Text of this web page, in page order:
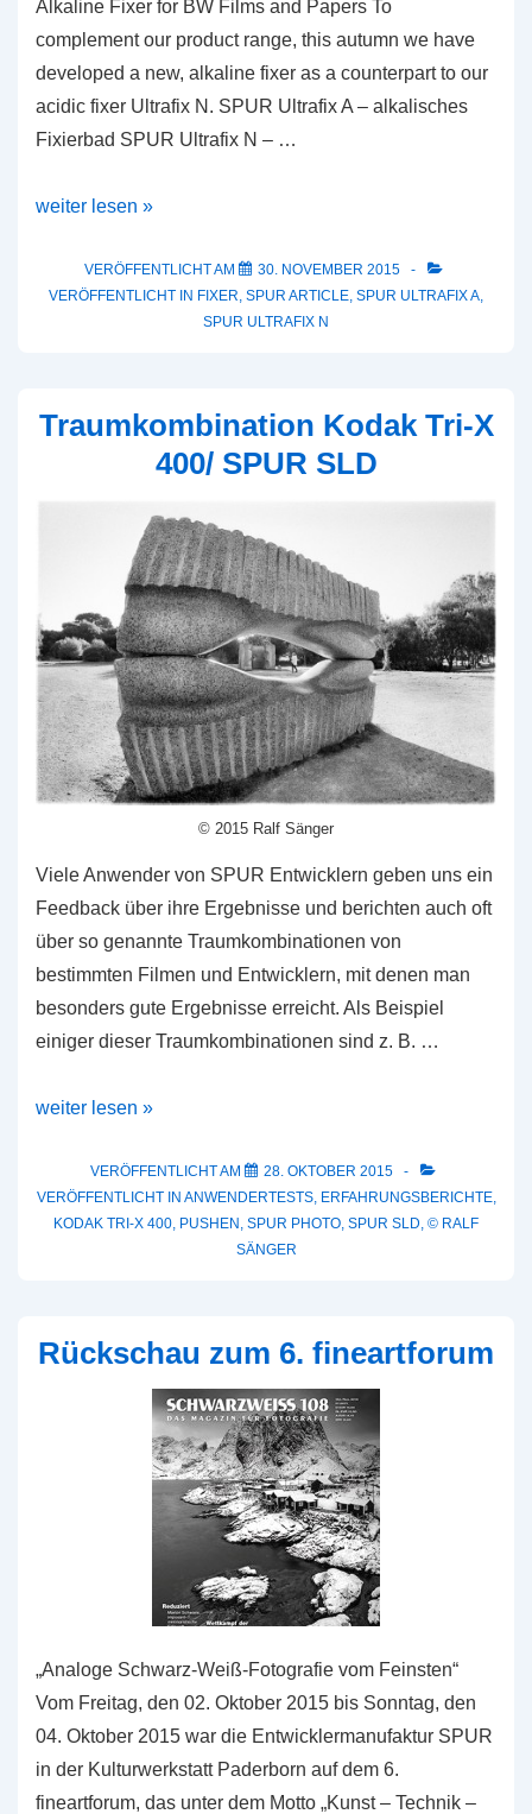
Alkaline Fixer for BW Films and Papers To
complement our product range, this autumn we have
developed a new, alkaline fixer as a counterpart to our
acidic fixer Ultrafix N. SPUR Ultrafix A – alkalisches
Fixierbad SPUR Ultrafix N – …
SPUR
weiter lesen »
VERÖFFENTLICHT AM
30. NOVEMBER 2015
VERÖFFENTLICHT IN FIXER SPUR ARTICLE SPUR ULTRAFIX A
SPUR ULTRAFIX N
Traumkombination Kodak Tri-X
400/ SPUR SLD
© 2015 Ralf Sänger
Viele Anwender von SPUR Entwicklern geben uns ein
Feedback über ihre Ergebnisse und berichten auch oft
über so genannte Traumkombinationen von
bestimmten Filmen und Entwicklern, mit denen man
besonders gute Ergebnisse erreicht. Als Beispiel
einiger dieser Traumkombinationen sind z. B. …
Traumkombination
X
weiter lesen »
VERÖFFENTLICHT AM
28. OKTOBER 2015
VERÖFFENTLICHT IN ANWENDERTESTS, ERFAHRUNGSBERICHTE,
KODAK TRI-X 400 PUSHEN SPUR PHOTO SPUR SLD © RALF
SÄNGER
Rückschau zum 6. fineartforum
„Analoge Schwarz-Weiß-Fotografie vom Feinsten“
Vom Freitag, den 02. Oktober 2015 bis Sonntag, den
04. Oktober 2015 war die Entwicklermanufaktur SPUR
in der Kulturwerkstatt Paderborn auf dem 6.
fineartforum, das unter dem Motto „Kunst – Technik –